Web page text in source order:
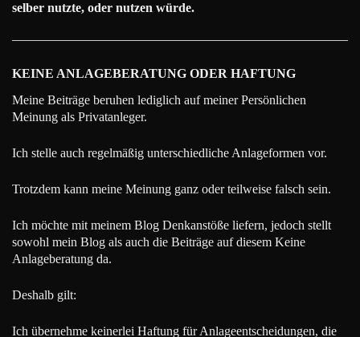
selber nutzte, oder nutzen würde.
KEINE ANLAGEBERATUNG ODER HAFTUNG
Meine Beiträge beruhen lediglich auf meiner Persönlichen
Meinung als Privatanleger.
Ich stelle auch regelmäßig unterschiedliche Anlageformen vor.
Trotzdem kann meine Meinung ganz oder teilweise falsch sein.
Ich möchte mit meinem Blog Denkanstöße liefern, jedoch stellt
sowohl mein Blog als auch die Beiträge auf diesem Keine
Anlageberatung da.
Deshalb gilt:
Ich übernehme keinerlei Haftung für Anlageentscheidungen, die